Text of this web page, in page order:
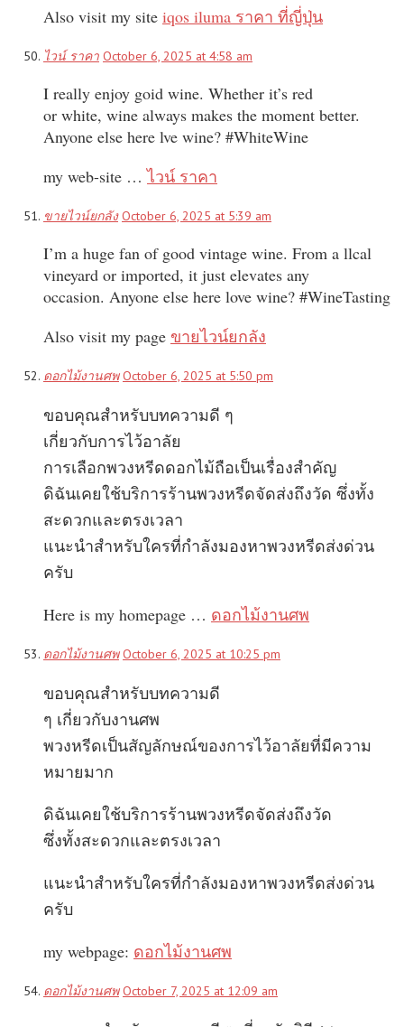
Also visit my site iqos iluma ราคา ที่ญี่ปุ่น
ไวน์ ราคา October 6, 2025 at 4:58 am
I really enjoy goid wine. Whether it’s red
or white, wine always makes the moment better.
Anyone else here lve wine? #WhiteWine
my web-site …ไวน์ ราคา
ขายไวน์ยกลัง October 6, 2025 at 5:39 am
I’m a huge fan of good vintage wine. From a llcal
vineyard or imported, it just elevates any
occasion. Anyone else here love wine? #WineTasting
Also visit my page ขายไวน์ยกลัง
ดอกไม้งานศพ October 6, 2025 at 5:50 pm
ขอบคุณสำหรับบทความดี ๆ
เกี่ยวกับการไว้อาลัย
การเลือกพวงหรีดดอกไม้ถือเป็นเรื่องสำคัญ
ดิฉันเคยใช้บริการร้านพวงหรีดจัดส่งถึงวัด ซึ่งทั้ง
สะดวกและตรงเวลา
แนะนำสำหรับใครที่กำลังมองหาพวงหรีดส่งด่วน
ครับ
Here is my homepage … ดอกไม้งานศพ
ดอกไม้งานศพ October 6, 2025 at 10:25 pm
ขอบคุณสำหรับบทความดี
ๆ เกี่ยวกับงานศพ
พวงหรีดเป็นสัญลักษณ์ของการไว้อาลัยที่มีความ
หมายมาก
ดิฉันเคยใช้บริการร้านพวงหรีดจัดส่งถึงวัด
ซึ่งทั้งสะดวกและตรงเวลา
แนะนำสำหรับใครที่กำลังมองหาพวงหรีดส่งด่วน
ครับ
my webpage: ดอกไม้งานศพ
ดอกไม้งานศพ October 7, 2025 at 12:09 am